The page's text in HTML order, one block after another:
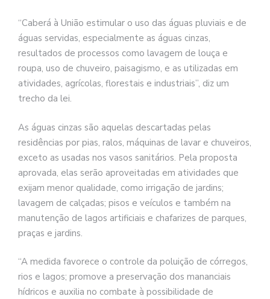
“Caberá à União estimular o uso das águas pluviais e de
águas servidas, especialmente as águas cinzas,
resultados de processos como lavagem de louça e
roupa, uso de chuveiro, paisagismo, e as utilizadas em
atividades, agrícolas, florestais e industriais”, diz um
trecho da lei.
As águas cinzas são aquelas descartadas pelas
residências por pias, ralos, máquinas de lavar e chuveiros,
exceto as usadas nos vasos sanitários. Pela proposta
aprovada, elas serão aproveitadas em atividades que
exijam menor qualidade, como irrigação de jardins;
lavagem de calçadas; pisos e veículos e também na
manutenção de lagos artificiais e chafarizes de parques,
praças e jardins.
“A medida favorece o controle da poluição de córregos,
rios e lagos; promove a preservação dos mananciais
hídricos e auxilia no combate à possibilidade de